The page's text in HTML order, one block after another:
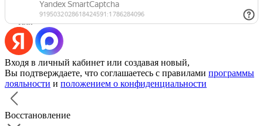
Уже есть аккаунт?Войти
Или
Входя в личный кабинет или создавая новый,
Вы подтверждаете, что соглашаетесь с правилами программы
лояльности и положением о конфиденциальности
Восстановление